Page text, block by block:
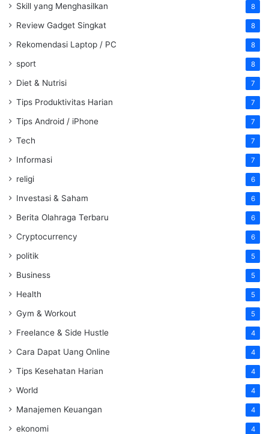
Skill yang Menghasilkan 8
Review Gadget Singkat 8
Rekomendasi Laptop / PC 8
sport 8
Diet & Nutrisi 7
Tips Produktivitas Harian 7
Tips Android / iPhone 7
Tech 7
Informasi 7
religi 6
Investasi & Saham 6
Berita Olahraga Terbaru 6
Cryptocurrency 6
politik 5
Business 5
Health 5
Gym & Workout 5
Freelance & Side Hustle 4
Cara Dapat Uang Online 4
Tips Kesehatan Harian 4
World 4
Manajemen Keuangan 4
ekonomi 4